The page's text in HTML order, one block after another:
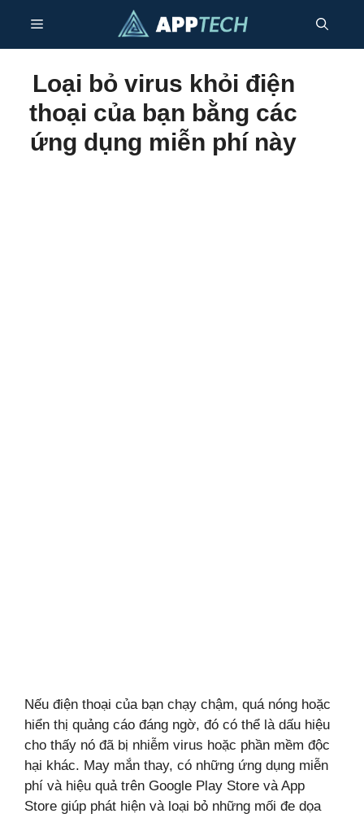
nội
Thực
Loại bỏ virus khỏi điện
thoại của bạn bằng các
ứng dụng miễn phí này
Nếu điện thoại của bạn chạy chậm, quá nóng hoặc
hiển thị quảng cáo đáng ngờ, đó có thể là dấu hiệu
cho thấy nó đã bị nhiễm virus hoặc phần mềm độc
hại khác. May mắn thay, có những ứng dụng miễn
phí và hiệu quả trên Google Play Store và App
Store giúp phát hiện và loại bỏ những mối đe dọa